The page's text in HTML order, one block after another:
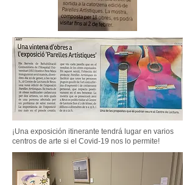
¡Una exposición itinerante tendrá lugar en varios
centros de arte si el Covid-19 nos lo permite!